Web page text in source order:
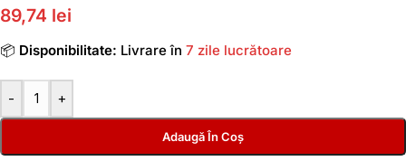
89,74 lei
📦 Disponibilitate: Livrare în 7 zile lucrătoare
- +
Adaugă În Coș